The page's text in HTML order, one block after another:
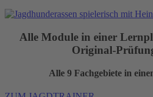
Alle Module in einer
Original-
Alle 9 Fachgebiete in